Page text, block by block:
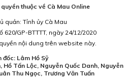
thuộc về Cà Mau Online
quản: Tỉnh ủy Cà Mau
620/GP-BTTTT, ngày 24/12/2020
nội dung trên website này.
đốc: Lâm Hồ Sỹ
Hồ Tấn Lộc, Nguyễn Quốc Danh, Nguyễn
Thu Ngọc, Trương Văn Tuấn